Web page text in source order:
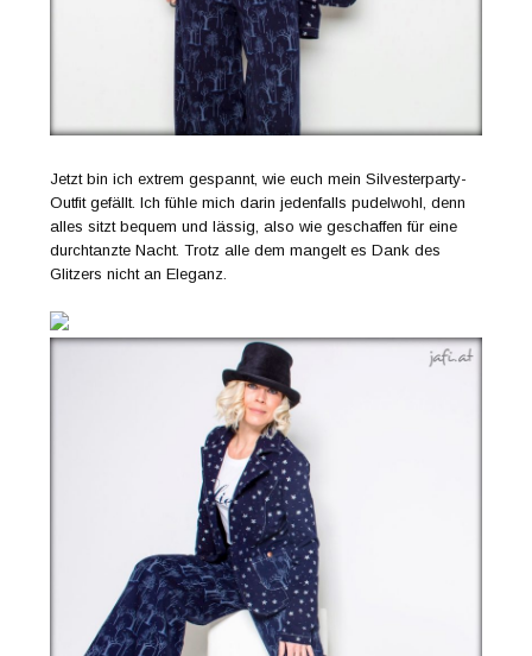
Jetzt bin ich extrem gespannt, wie euch mein Silvesterparty-
Outfit gefällt. Ich fühle mich darin jedenfalls pudelwohl, denn
alles sitzt bequem und lässig, also wie geschaffen für eine
durchtanzte Nacht. Trotz alle dem mangelt es Dank des
Glitzers nicht an Eleganz.